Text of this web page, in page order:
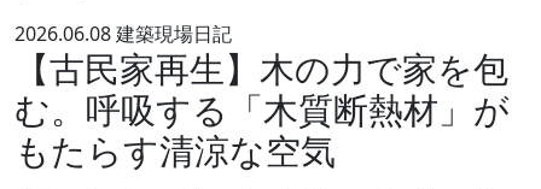
2026.06.08建築現場日記
【古民家再生】木の力で家を包
む。呼吸する「木質断熱材」が
もたらす清涼な空気